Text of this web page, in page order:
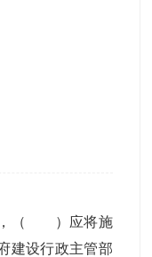
，（ ）应将施
建设行政主管部